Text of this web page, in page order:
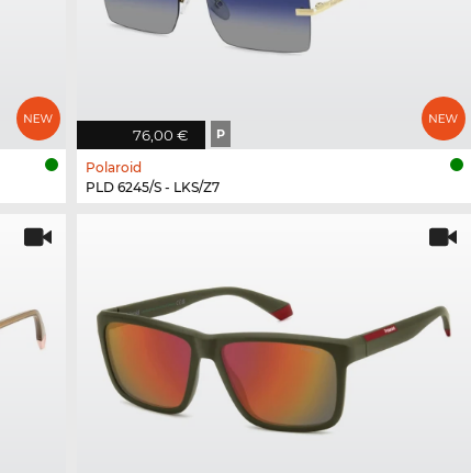
76,00 € P
Polaroid
PLD 6245/S - LKS/Z7